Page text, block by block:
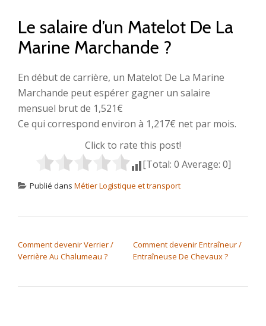
Le salaire d’un Matelot De La
Marine Marchande ?
En début de carrière, un Matelot De La Marine
Marchande peut espérer gagner un salaire
mensuel brut de 1,521€
Ce qui correspond environ à 1,217€ net par mois.
Click to rate this post!
[Total: 0 Average: 0]
Publié dans Métier Logistique et transport
Comment devenir Verrier /
Verrière Au Chalumeau ?
Comment devenir Entraîneur /
Entraîneuse De Chevaux ?